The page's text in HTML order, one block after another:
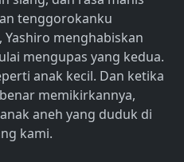
tenggorokanku
menghabiskan
mengupas yang kedua.
anak kecil. Dan ketika
memikirkannya,
aneh yang duduk di
kami.